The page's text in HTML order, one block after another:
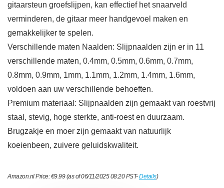
gitaarsteun groefslijpen, kan effectief het snaarveld
verminderen, de gitaar meer handgevoel maken en
gemakkelijker te spelen.
Verschillende maten Naalden: Slijpnaalden zijn er in 11
verschillende maten, 0.4mm, 0.5mm, 0.6mm, 0.7mm,
0.8mm, 0.9mm, 1mm, 1.1mm, 1.2mm, 1.4mm, 1.6mm,
voldoen aan uw verschillende behoeften.
Premium materiaal: Slijpnaalden zijn gemaakt van roestvrij
staal, stevig, hoge sterkte, anti-roest en duurzaam.
Brugzakje en moer zijn gemaakt van natuurlijk
koeienbeen, zuivere geluidskwaliteit.
Amazon.nl Price:€9.99(as of 06/11/2025 08:20 PST-Details)